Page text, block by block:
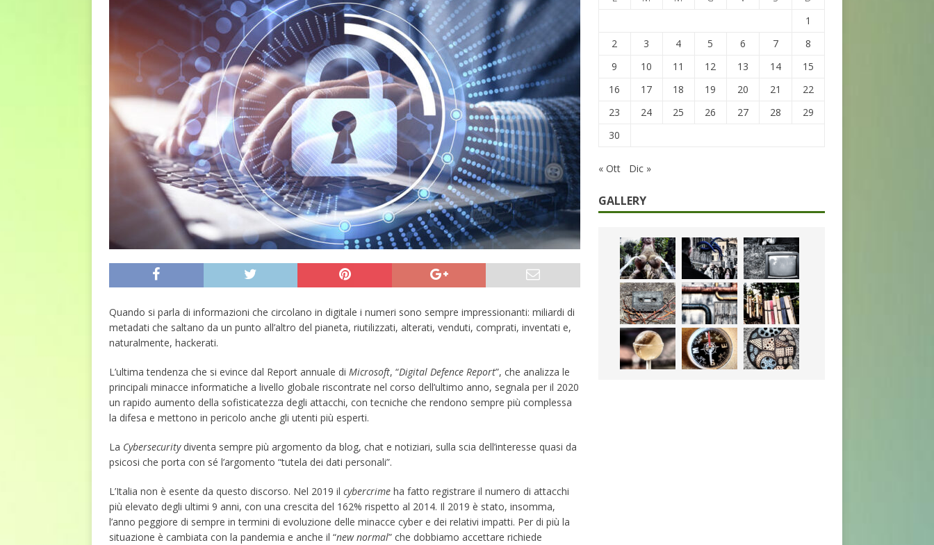
DIRITTI E SOCIETÀ
[ 2 Agosto 2026 ] Ferite che non cedono al tempo: i 46 anni della strage di Bologna
L'ALTRA PAGINA
Quando si parla di informazioni che circolano in digitale i numeri sono sempre impressionanti: miliardi di
metadati che saltano da un punto all’altro del pianeta, riutilizzati, alterati, venduti, comprati, inventati e,
naturalmente, hackerati.
L’ultima tendenza che si evince dal Report annuale di Microsoft, “Digital Defence Report”, che analizza le
principali minacce informatiche a livello globale riscontrate nel corso dell’ultimo anno, segnala per il 2020
un rapido aumento della sofisticatezza degli attacchi, con tecniche che rendono sempre più complessa
la difesa e mettono in pericolo anche gli utenti più esperti.
La Cybersecuritydiventa sempre più argomento da blog, chat e notiziari, sulla scia dell’interesse quasi da
psicosi che porta con sé l’argomento “tutela dei dati personali”.
L’Italia non è esente da questo discorso. Nel 2019 il cybercrime ha fatto registrare il numero di attacchi
più elevato degli ultimi 9 anni, con una crescita del 162% rispetto al 2014. Il 2019 è stato, insomma,
l’anno peggiore di sempre in termini di evoluzione delle minacce cyber e dei relativi impatti. Per di più la
situazione è cambiata con la pandemia e anche il “new normal” che dobbiamo accettare richiede
1
2
3 4 5 6 7
8
9
10 11 12 13 14
15
16
17 18 19 20 21
22
23
24 25 26 27 28
29
30
« Ott Dic »
GALLERY